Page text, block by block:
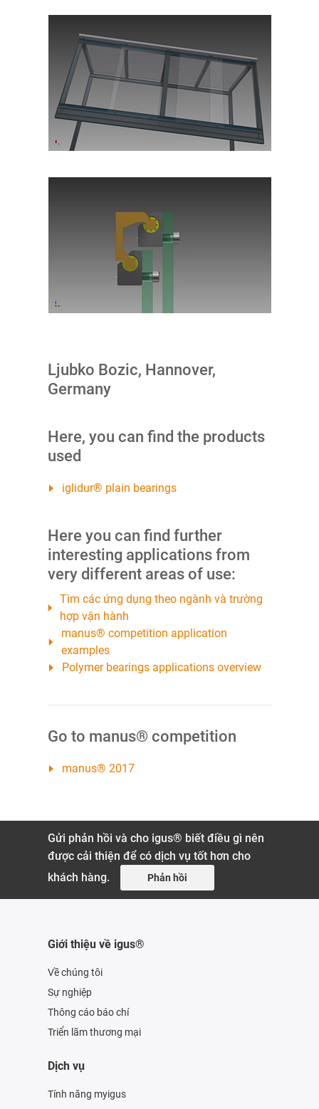
Ljubko Bozic, Hannover,
Germany
Here, you can find the products
used
iglidur® plain bearings
Here you can find further
interesting applications from
very different areas of use:
Tìm các ứng dụng theo ngành và trường
hợp vận hành
manus® competition application
examples
Polymer bearings applications overview
Go to manus® competition
manus® 2017
Gửi phản hồi và cho igus® biết điều gì nên
được cải thiện để có dịch vụ tốt hơn cho
khách hàng.
Phản hồi
Giới thiệu về igus®
Về chúng tôi
Sự nghiệp
Thông cáo báo chí
Triển lãm thương mại
Dịch vụ
Tính năng myigus